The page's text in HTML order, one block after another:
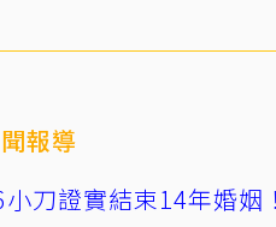
報導
刀證實結束14年婚姻